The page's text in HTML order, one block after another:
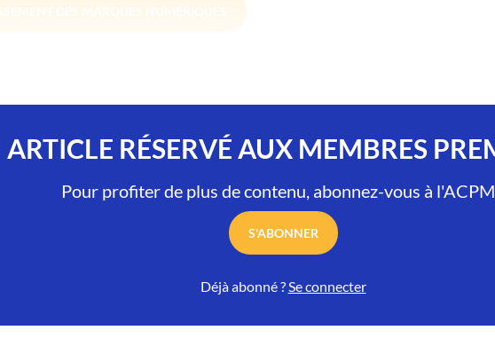
ARTICLE RÉSERVÉ AUX MEMBRES
Pour profiter de plus de contenu, abonnez-vous à
S'ABONNER
Déjà abonné ?Se connecter